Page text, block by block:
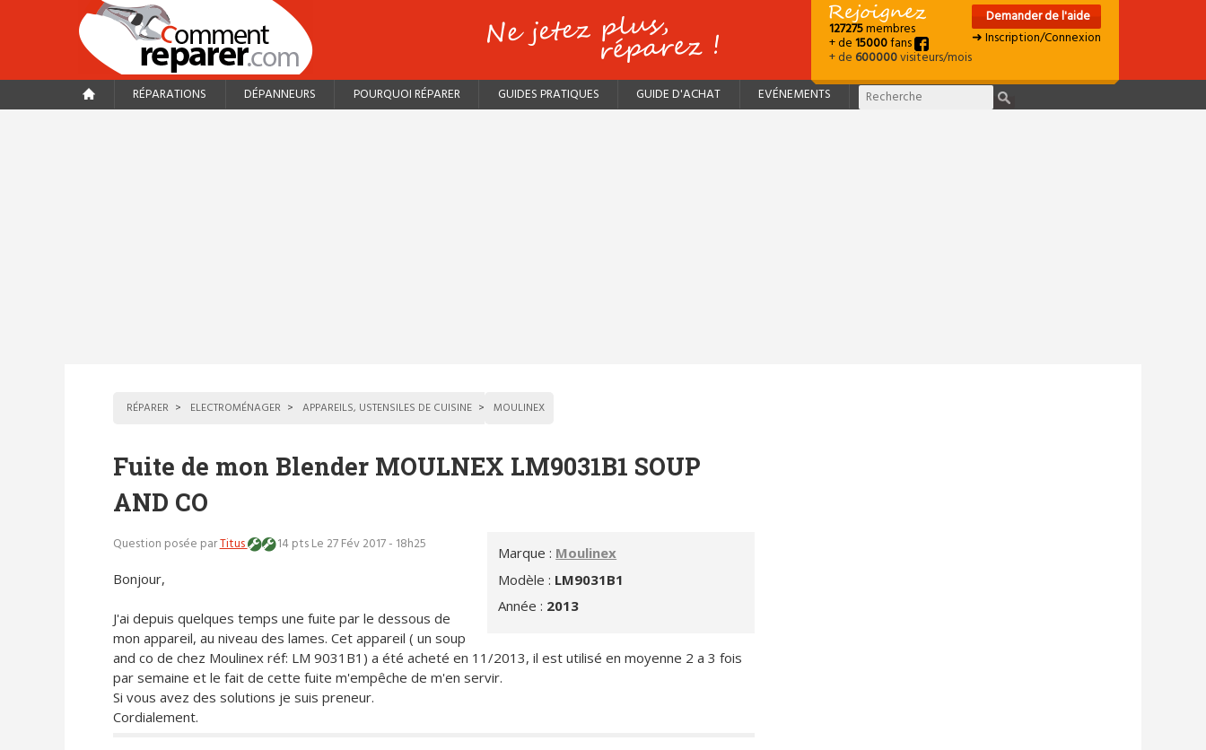
127275membres
+ de15000fans
+ de600000visiteurs/mois
Demander de l'aide
➜ Inscription/Connexion
RÉPARATIONS DÉPANNEURS POURQUOI RÉPARER GUIDES PRATIQUES GUIDE D'ACHAT EVÉNEMENTS
RÉPARER ELECTROMÉNAGER APPAREILS, USTENSILES DE CUISINE MOULINEX
Fuite de mon Blender MOULNEX LM9031B1 SOUP
AND CO
Marque : Moulinex
Modèle : LM9031B1
Année : 2013
Question posée parTitus 14 ptsLe 27 Fév 2017 - 18h25
Bonjour,
J'ai depuis quelques temps une fuite par le dessous de
mon appareil, au niveau des lames. Cet appareil ( un soup
and co de chez Moulinex réf: LM 9031B1) a été acheté en 11/2013, il est utilisé en moyenne 2 a 3 fois
par semaine et le fait de cette fuite m'empêche de m'en servir.
Si vous avez des solutions je suis preneur.
Cordialement.